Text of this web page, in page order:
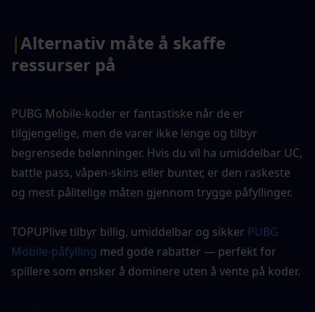
|Alternativ måte å skaffe
ressurser på
PUBG Mobile-koder er fantastiske når de er
tilgjengelige, men de varer ikke lenge og tilbyr
begrensede belønninger. Hvis du vil ha umiddelbar UC,
battle pass, våpen-skins eller bunter, er den raskeste
og mest pålitelige måten gjennom trygge påfyllinger.
TOPUPlive tilbyr billig, umiddelbar og sikker PUBG
Mobile-påfylling med gode rabatter — perfekt for
spillere som ønsker å dominere uten å vente på koder.